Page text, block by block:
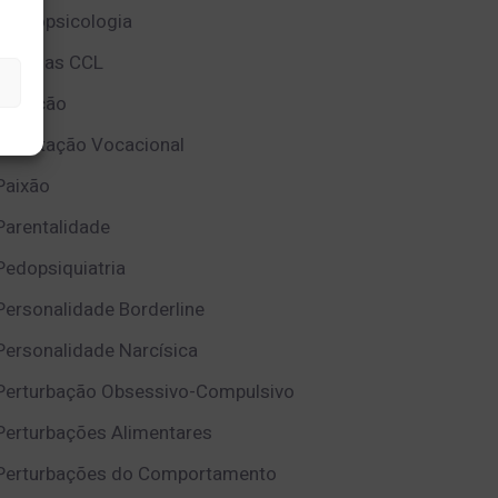
Neuropsicologia
Notícias CCL
Nutrição
Orientação Vocacional
Borderline
Narcísica
Obsessivo-Compulsivo
Alimentares
do Comportamento